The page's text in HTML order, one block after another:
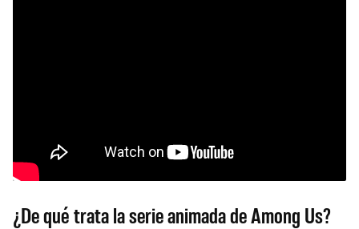
¿De qué trata la serie animada de Among Us?